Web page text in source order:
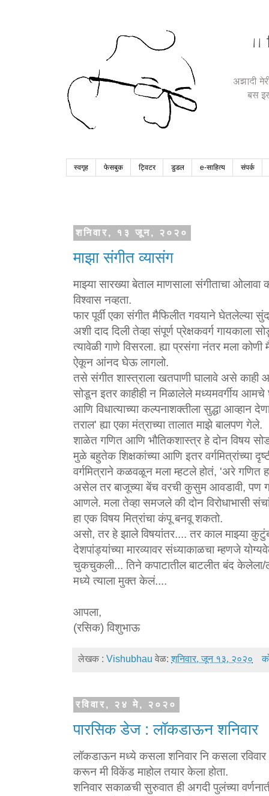
स्वगृह फेसबुक ट्विटर डुडल e-साहित्य संपर्क
शनिवार, १३ जून, २०२०
माझा संगीत व्यासंग
माझ्या सारख्या बेताल माणसाला संगीताचा
विश्वास नव्हता.
फार पूर्वी एका संगीत मैफिलीत गवयाने घेतलेल्या
अशी दाद दिली तेव्हा संपूर्ण प्रेक्षकवर्ग गायकाला
त्यावेळी गाणे विसरला. ह्या प्रसंगा नंतर मला
ऐकून आंनद घेऊ लागलो.
तसे संगीत शास्त्राला खतपाणी घालावे असे काही
सोडून इतर काहीही न मिळालेले मध्यमवर्गीय आमचे
आणि विधात्याच्या कल्पनाशक्तीला सुद्धा आव्हान
तराल' ह्या एका मंत्राच्या तालात माझे बालपण गेले.
शाळेत गणित आणि भौतिकशास्त्र हे दोन विषय
मुळे बहुतेक शिक्षकांच्या आणि इतर वर्गमित्रांच्या
वर्गमित्राने कळवळून मला म्हटले होतं, 'अरे
असेल तर बाजूच्या बेंच वरची कुसुम आवडावी, पण
आणले. मला तेव्हा समजले की दोन विरोधाभासी
हा एक विषय मित्रांचा कंपू बनवू शकतो.
असो, तर हे झाले विषयांतर.... तर काल माझ्या
देशपांड्यांच्या मारव्यावर संध्याकाळचा म्हणजे
चुकचुकली... तिने कपाटातील बाटलीत बंद केलेला/
मध्ये त्याला मुक्त केलं....
आपला,
(रसिक) विशुभाऊ
लेखक : Vishubhau वेळ:शनिवार, जून १३, २०२०
रविवार, २४ मे, २०२०
पारसिक डेज : लॉकडाऊन शनिवार
लॉकडाऊन मध्ये कसला शनिवार नि कसला रविवार
करून मी विकेंड माहोल तयार केला होता.
शनिवार सकाळची सुरुवात ही अगदी पुलंच्या